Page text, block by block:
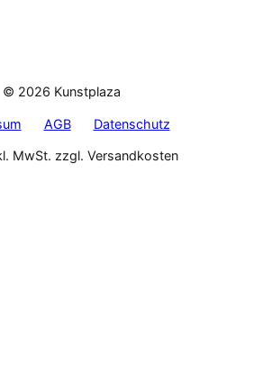
© 2026 Kunstplaza
AGB Datenschutz
MwSt. zzgl. Versandkosten